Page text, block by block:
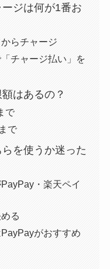
ジは何が1番お
らチャージ
チャージ払い」を
はあるの？
で
で
を使うか迷った
・楽天ペイ
る
がおすすめ